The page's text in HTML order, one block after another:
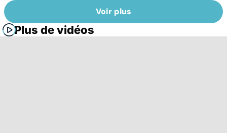
Voir plus
Plus de vidéos